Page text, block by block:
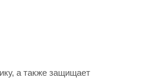
а также защищает